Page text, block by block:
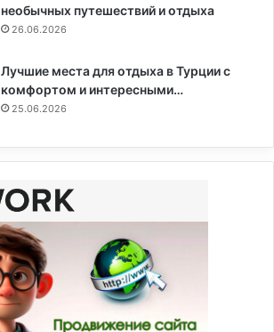
необычных путешествий и отдыха
26.06.2026
Лучшие места для отдыха в Турции с
комфортом и интересными…
25.06.2026